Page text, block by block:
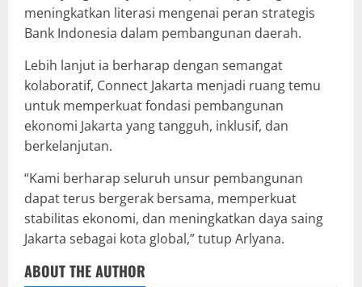
meningkatkan literasi mengenai peran strategis
Bank Indonesia dalam pembangunan daerah.
Lebih lanjut ia berharap dengan semangat
kolaboratif, Connect Jakarta menjadi ruang temu
untuk memperkuat fondasi pembangunan
ekonomi Jakarta yang tangguh, inklusif, dan
berkelanjutan.
“Kami berharap seluruh unsur pembangunan
dapat terus bergerak bersama, memperkuat
stabilitas ekonomi, dan meningkatkan daya saing
Jakarta sebagai kota global,” tutup Arlyana.
ABOUT THE AUTHOR